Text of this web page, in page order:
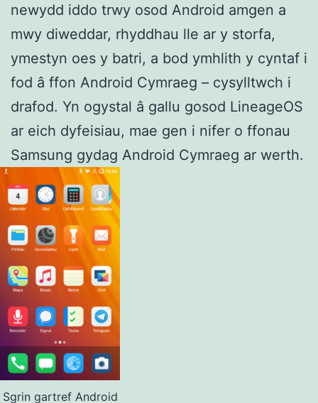
newydd iddo trwy osod Android amgen a
mwy diweddar, rhyddhau lle ar y storfa,
ymestyn oes y batri, a bod ymhlith y cyntaf i
fod â ffon Android Cymraeg – cysylltwch i
drafod. Yn ogystal â gallu gosod LineageOS
ar eich dyfeisiau, mae gen i nifer o ffonau
Samsung gydag Android Cymraeg ar werth.
Sgrin gartref Android